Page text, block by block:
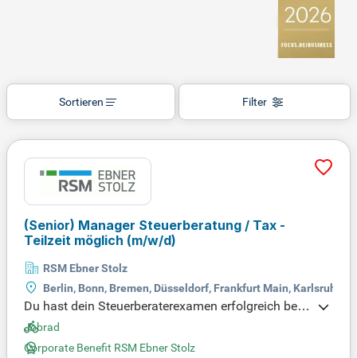
Filter
Sortieren
(Senior) Manager Steuerberatung / Tax -
Teilzeit möglich (m/w/d)
RSM Ebner Stolz
Berlin, Bonn, Bremen, Düsseldorf, Frankfurt Main, Karlsruhe,
Du hast dein Steuerberaterexamen erfolgreich best
anden und bringst mehrjährige Erfahrung in der St
euerberatung mit? Suche eine Position, die dir Gest
Jobrad
Corporate Benefit RSM Ebner Stolz